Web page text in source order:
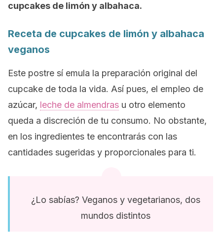
cupcakes de limón y albahaca.
Receta de cupcakes de limón y albahaca
veganos
Este postre sí emula la preparación original del
cupcake de toda la vida. Así pues, el empleo de
azúcar, leche de almendras u otro elemento
queda a discreción de tu consumo. No obstante,
en los ingredientes te encontrarás con las
cantidades sugeridas y proporcionales para ti.
¿Lo sabías? Veganos y vegetarianos, dos
mundos distintos